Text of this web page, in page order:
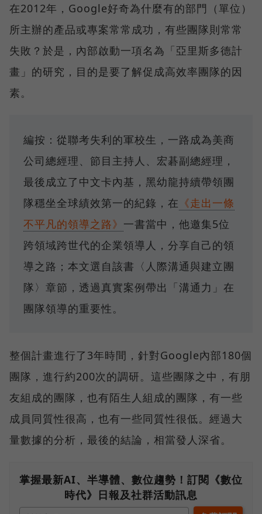
在2012年，Google好奇為什麼有的部門（單位）
所主辦的產品或專案常常成功，有些團隊則常常
失敗？於是，內部啟動一項名為「亞里斯多德計
畫」的研究，目的是要了解促成高效率團隊的因
素。
編按：從聯考失利的軍校生，一路成為美商
公司總經理、節目主持人、宏碁副總經理，
最後成立了中文卡內基，黑幼龍持續帶領團
隊穩坐全球績效第一的紀錄，在 《走出一條
不平凡的領導之路》 一書當中，他邀集5位
跨領域跨世代的企業領導人，分享自己的領
導之路；本文選自該書〈人際溝通與建立團
隊〉章節，透過真實案例帶出「溝通力」在
團隊領導的重要性。
整個計畫進行了3年時間，針對Google內部180個
團隊，進行約200次的調研。這些團隊之中，有朋
友組成的團隊，也有陌生人組成的團隊，有一些
成員同質性很高，也有一些同質性很低。經過大
量數據的分析，最後的結論，相當發人深省。
掌握最新AI、半導體、數位趨勢！訂閱《數位
時代》日報及社群活動訊息